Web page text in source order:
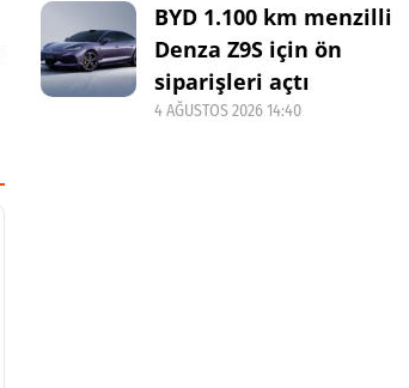
BYD 1.100 km menzilli
Denza Z9S için ön
siparişleri açtı
4 AĞUSTOS 2026 14:40